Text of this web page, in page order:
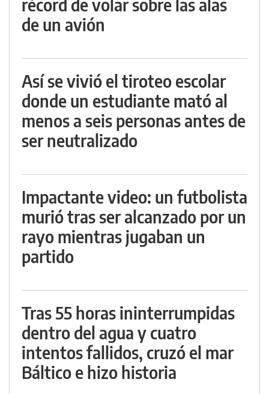
récord de volar sobre las alas
de un avión
Así se vivió el tiroteo escolar
donde un estudiante mató al
menos a seis personas antes de
ser neutralizado
Impactante video: un futbolista
murió tras ser alcanzado por un
rayo mientras jugaban un
partido
Tras 55 horas ininterrumpidas
dentro del agua y cuatro
intentos fallidos, cruzó el mar
Báltico e hizo historia